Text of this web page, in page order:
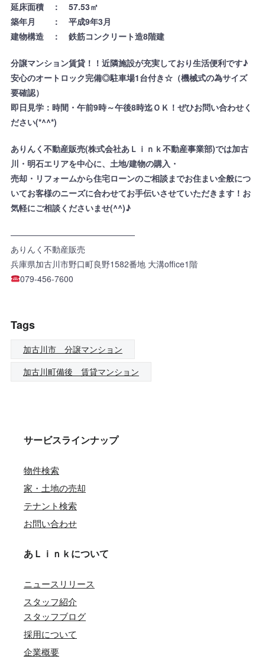
延床面積 ： 57.53㎡
築年月 ： 平成9年3月
建物構造 ： 鉄筋コンクリート造8階建
分譲マンション賃貸！！近隣施設が充実しており生活便利です♪
安心のオートロック完備◎駐車場1台付き☆（機械式の為サイズ
要確認）
即日見学：時間・午前9時～午後8時迄ＯＫ！ぜひお問い合わせく
ださい(*^^*)
ありんく不動産販売(株式会社あＬｉｎｋ不動産事業部)では加古
川・明石エリアを中心に、土地/建物の購入・
売却・リフォームから住宅ローンのご相談までお住まい全般につ
いてお客様のニーズに合わせてお手伝いさせていただきます！お
気軽にご相談くださいませ(^^)♪
———————————————
ありんく不動産販売
兵庫県加古川市野口町良野1582番地 大溝office1階
079-456-7600
Tags
加古川市 分譲マンション
加古川町備後 賃貸マンション
サービスラインナップ
物件検索
家・土地の売却
テナント検索
お問い合わせ
あＬｉｎｋについて
ニュースリリース
スタッフ紹介
スタッフブログ
採用について
企業概要